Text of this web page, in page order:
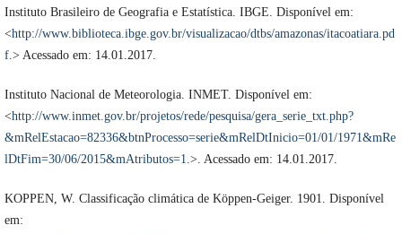
Instituto Brasileiro de Geografia e Estatística. IBGE. Disponível em:
<http://www.biblioteca.ibge.gov.br/visualizacao/dtbs/amazonas/itacoatiara.pd
f.> Acessado em: 14.01.2017.
Instituto Nacional de Meteorologia. INMET. Disponível em:
<http://www.inmet.gov.br/projetos/rede/pesquisa/gera_serie_txt.php?
&mRelEstacao=82336&btnProcesso=serie&mRelDtInicio=01/01/1971&mRe
lDtFim=30/06/2015&mAtributos=1.>. Acessado em: 14.01.2017.
KOPPEN, W. Classificação climática de Köppen-Geiger. 1901. Disponível
em: